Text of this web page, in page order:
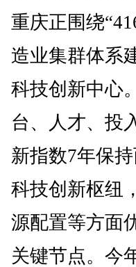
重庆正围绕
造业集群体系
科技创新中心
台、人才、投
新指数7年保
科技创新枢纽
源配置等方面
关键节点。今